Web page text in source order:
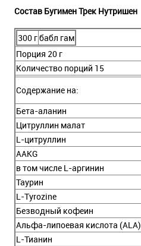
Состав Бугимен Трек Нутришен
300 гбабл гам
Порция 20 г
Количество порций 15
Содержание на:
Бета-аланин
Цитруллин малат
L-цитруллин
AAKG
в том числе L-аргинин
Таурин
L-Tyrozine
Безводный кофеин
Альфа-липоевая кислота (ALA)
L-Тианин